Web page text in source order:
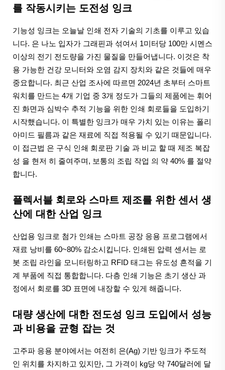
를 작동시키는 도전성 잉크
기능성 잉크는 오늘날 인쇄 전자 기술의 기초를 이루고 있습
니다. 은 나노 입자가 그래핀과 섞여서 1미터당 100만 시멘스
이상의 전기 전도량을 가진 물질을 만들어냅니다. 이것은 착
용 가능한 건강 모니터와 오염 감지 장치와 같은 것들에 매우
중요합니다. 최근 산업 조사에 따르면 2024년 초부터 스마트
워치를 만드는 4개 기업 중 3개 정도가 그들의 제품에는 휘어
진 화면과 심박수 추적 기능을 위한 인쇄 회로들을 도입하기
시작했습니다. 이 특별한 잉크가 매우 가치 있는 이유는 폴리
아미드 필름과 같은 재료에 직접 적용될 수 있기 때문입니다.
이 접근법 은 구식 인쇄 회로판 기술 과 비교 할 때 제조 복잡
성 을 현저 히 줄여주며, 보통의 조립 작업 의 약 40% 를 절약
합니다.
플렉서블 회로와 스마트 제조를 위한 센서 생
산에 대한 산업 잉크
산업용 잉크로 첨가 인쇄는 스마트 공장 응용 프로그램에서
재료 낭비를 60~80% 감소시킵니다. 인쇄된 압력 센서는 로
봇 조립 라인을 모니터링하고 RFID 태그는 유도성 흔적을 기
계 부품에 직접 통합합니다. 다층 인쇄 기능은 초기 생산 과
정에서 회로를 3D 표면에 내장할 수 있게 해줍니다.
대량 생산에 대한 전도성 잉크 도입에서 성능
과 비용을 균형 잡는 것
고주파 응용 분야에서는 여전히 은(Ag) 기반 잉크가 주도적
인 위치를 차지하고 있지만, 그 가격이 kg당 약 740달러에 달